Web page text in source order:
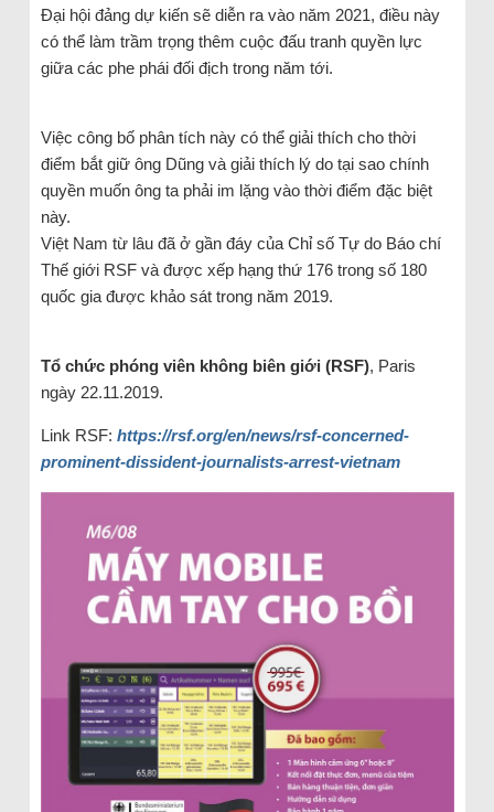
Đại hội đảng dự kiến sẽ diễn ra vào năm 2021, điều này
có thể làm trầm trọng thêm cuộc đấu tranh quyền lực
giữa các phe phái đối địch trong năm tới.
Việc công bố phân tích này có thể giải thích cho thời
điểm bắt giữ ông Dũng và giải thích lý do tại sao chính
quyền muốn ông ta phải im lặng vào thời điểm đặc biệt
này.
Việt Nam từ lâu đã ở gần đáy của Chỉ số Tự do Báo chí
Thế giới RSF và được xếp hạng thứ 176 trong số 180
quốc gia được khảo sát trong năm 2019.
Tổ chức phóng viên không biên giới (RSF), Paris
ngày 22.11.2019.
Link RSF: https://rsf.org/en/news/rsf-concerned-
prominent-dissident-journalists-arrest-vietnam